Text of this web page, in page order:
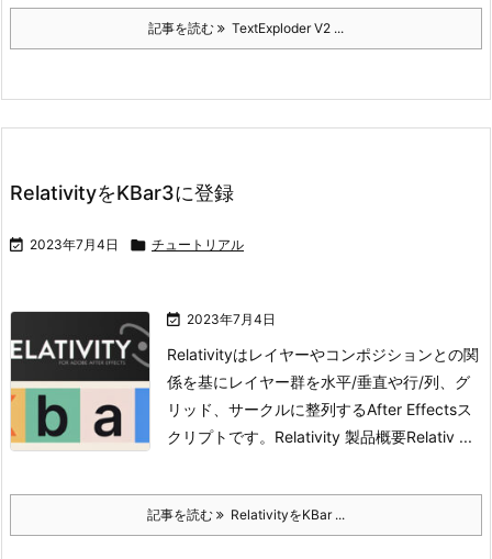
記事を読む TextExploder V2 ...
RelativityをKBar3に登録
 2023年7月4日  チュートリアル
 2023年7月4日
Relativityはレイヤーやコンポジションとの関
係を基にレイヤー群を水平/垂直や行/列、グ
リッド、サークルに整列するAfter Effectsス
クリプトです。 Relativity 製品概要Relativ ...
記事を読む RelativityをKBar ...